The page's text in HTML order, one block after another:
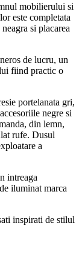
mobilierului si
este completata
si placarea
de lucru, un
fiind practic o
portelanata gri,
negre si
din lemn,
rufe. Dusul
a
intreaga
iluminat marca
inspirati de stilul